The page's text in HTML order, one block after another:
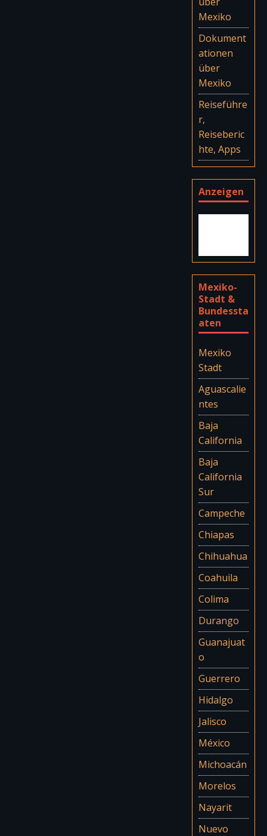
Mexiko
Dokument
ationen
über
Mexiko
Reiseführe
r,
Reiseberic
hte, Apps
Anzeigen
Mexiko-
Stadt &
Bundessta
aten
Mexiko
Stadt
Aguascalie
ntes
Baja
California
Baja
California
Sur
Campeche
Chiapas
Chihuahua
Coahuila
Colima
Durango
Guanajuat
o
Guerrero
Hidalgo
Jalisco
México
Michoacán
Morelos
Nayarit
Nuevo